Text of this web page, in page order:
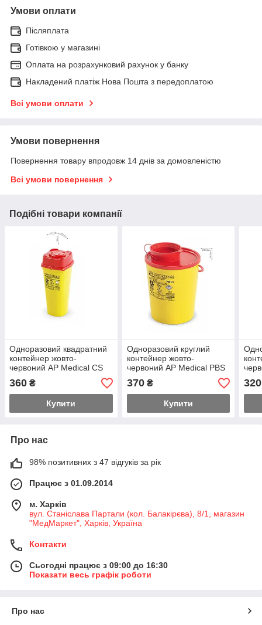
Умови оплати
Післяплата
Готівкою у магазині
Оплата на розрахунковий рахунок у банку
Накладений платіж Нова Пошта з передоплатою
Всі умови оплати
Умови повернення
Повернення товару впродовж 14 днів за домовленістю
Всі умови повернення
Подібні товари компанії
Одноразовий квадратний
контейнер жовто-
червоний AP Medical CS
Plus об'ємом 6 л (DISPO)
360 ₴
Купити
Одноразовий круглий
контейнер жовто-
червоний AP Medical PBS
об'ємом 12 л
370₴
Купити
320
Про нас
98% позитивних з 47 відгуків за рік
Працює з 01.09.2014
м. Харків
вул. Станіслава Партали (кол. Балакірєва), 8/1, магазин
"МедМаркет", Харків, Україна
Контакти
Сьогодні працює з 09:00 до 16:30
Показати весь графік роботи
Про нас